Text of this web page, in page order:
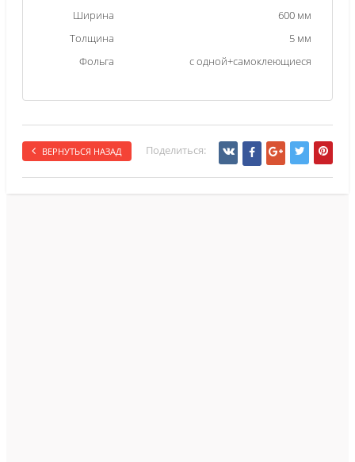
Ширина
600 мм
Толщина
5 мм
Фольга
с одной+самоклеющиеся
ВЕРНУТЬСЯ НАЗАД Поделиться: